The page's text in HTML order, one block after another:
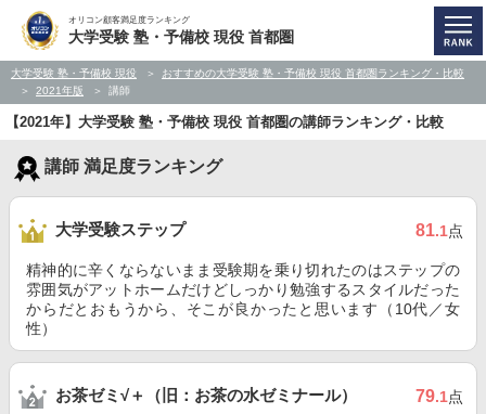
オリコン顧客満足度ランキング
大学受験 塾・予備校 現役 首都圏
大学受験 塾・予備校 現役
おすすめの大学受験 塾・予備校 現役 首都圏ランキング・比較
2021年版
講師
【2021年】大学受験 塾・予備校 現役 首都圏の講師ランキング・比較
講師 満足度ランキング
大学受験ステップ 81.1点
精神的に辛くならないまま受験期を乗り切れたのはステップの
雰囲気がアットホームだけどしっかり勉強するスタイルだった
からだとおもうから、そこが良かったと思います（10代／女
性）
お茶ゼミ√＋（旧：お茶の水ゼミナール） 79.1点